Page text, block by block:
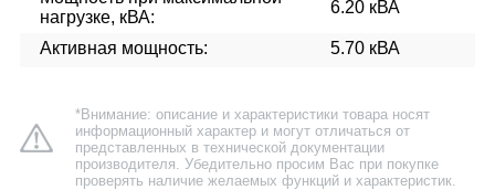
нагрузке, кВА:
6.20 кВА
Активная мощность: 5.70 кВА
*Внимание: описание и характеристики товара носят
информационный характер и могут отличаться от
представленных в технической документации
производителя. Убедительно просим Вас при покупке
проверять наличие желаемых функций и характеристик.